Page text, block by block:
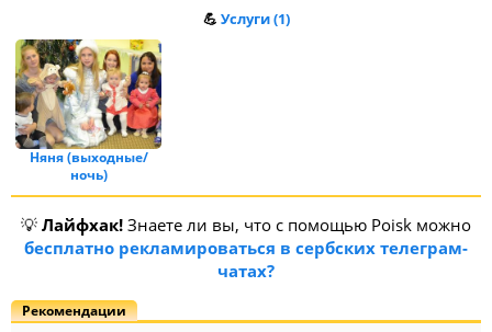
💪 Услуги (1)
Няня (выходные/
ночь)
💡 Лайфхак! Знаете ли вы, что с помощью Poisk можно
бесплатно рекламироваться в сербских телеграм-
чатах?
Рекомендации